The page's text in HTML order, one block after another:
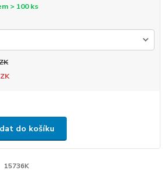
> 100 ks
do košíku
15736K